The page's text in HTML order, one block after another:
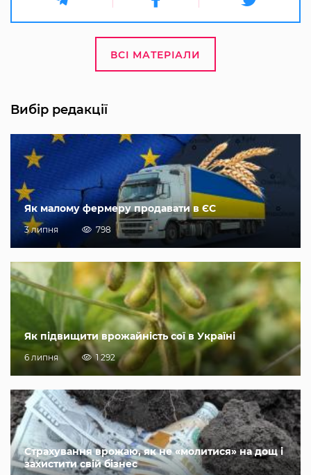
ВСІ МАТЕРІАЛИ
Вибір редакції
Як малому фермеру продавати в ЄС
3 липня 798
Як підвищити врожайність сої в Україні
6 липня 1 292
Страхування врожаю, як не «молитися» на дощ і
захистити свій бізнес